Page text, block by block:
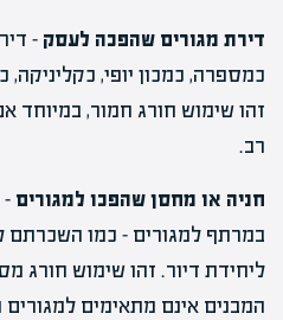
דירת מגורים שהפכה לעסק –
כמספרה, כמכון יופי,
זהו שימוש חורג חמור,
רב.
חניה או מחסן שהפכו למגורים
במרתף למגורים – כמו השכרתם
ליחידת דיור. זהו שימוש חורג
המבנים אינם מתאימים למגורים